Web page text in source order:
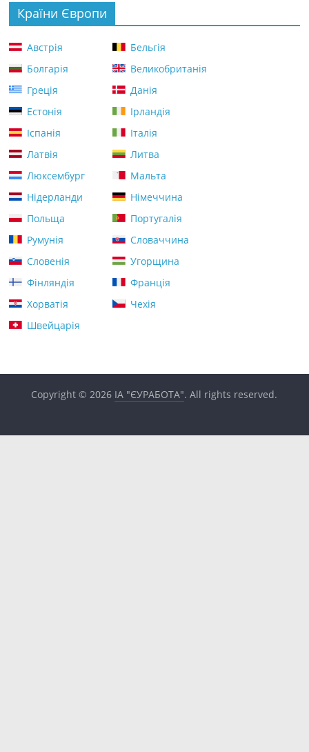
Країни Європи
Австрія
Бельгія
Болгарія
Великобританія
Греція
Данія
Естонія
Ірландія
Іспанія
Італія
Латвія
Литва
Люксембург
Мальта
Нідерланди
Німеччина
Польща
Португалія
Румунія
Словаччина
Словенія
Угорщина
Фінляндія
Франція
Хорватія
Чехія
Швейцарія
Copyright © 2026 ІА "ЄУРАБОТА". All rights reserved.